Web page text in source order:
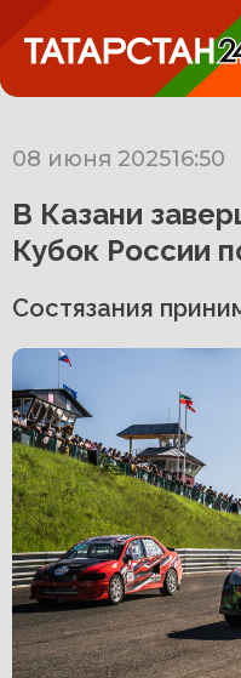
08 июня 202516:50
В Казани
Кубок России
Состязания